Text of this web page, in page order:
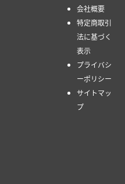
会社概要
特定商取引
法に基づく
表示
プライバシ
ーポリシー
サイトマッ
プ